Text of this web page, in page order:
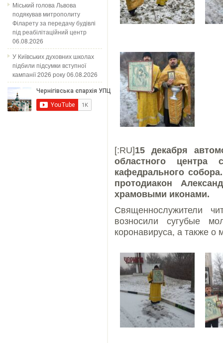
Міський голова Львова
подякував митрополиту
Філарету за передачу будівлі
під реабілітаційний центр
06.08.2026
У Київських духовних школах
підбили підсумки вступної
кампанії 2026 року06.08.2026
[:RU]15 декабря
областного центра
кафедрального
протодиакон
храмовыми иконами.
Священнослужители
возносили сугубые
коронавируса, а также о